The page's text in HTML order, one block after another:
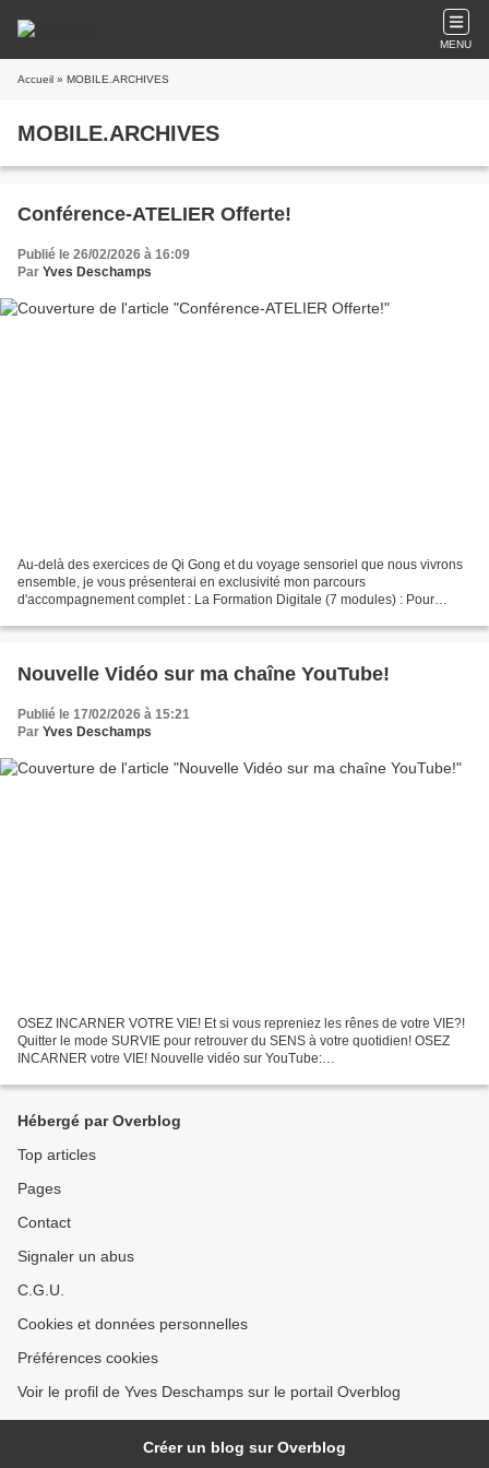
MENU
Accueil » MOBILE.ARCHIVES
MOBILE.ARCHIVES
Conférence-ATELIER Offerte!
Publié le 26/02/2026 à 16:09
Par Yves Deschamps
Au-delà des exercices de Qi Gong et du voyage sensoriel que nous vivrons
ensemble, je vous présenterai en exclusivité mon parcours
d'accompagnement complet : La Formation Digitale (7 modules) : Pour
Nouvelle Vidéo sur ma chaîne YouTube!
Publié le 17/02/2026 à 15:21
Par Yves Deschamps
OSEZ INCARNER VOTRE VIE! Et si vous repreniez les rênes de votre VIE?!
Quitter le mode SURVIE pour retrouver du SENS à votre quotidien! OSEZ
INCARNER votre VIE! Nouvelle vidéo sur YouTube:
Hébergé par Overblog
Top articles
Pages
Contact
Signaler un abus
C.G.U.
Cookies et données personnelles
Préférences cookies
Voir le profil de Yves Deschamps sur le portail Overblog
Créer un blog sur Overblog